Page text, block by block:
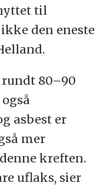
til
den eneste
80–90
asbest er
mer
kreften.
uflaks, sier